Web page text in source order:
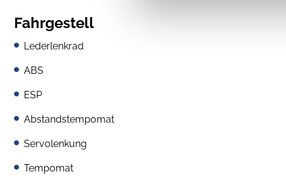
Fahrgestell
Lederlenkrad
ABS
ESP
Abstandstempomat
Servolenkung
Tempomat